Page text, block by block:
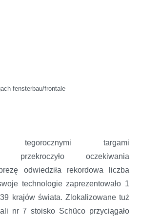
fensterbau/frontale
tegorocznymi targami
przekroczyło oczekiwania
odwiedziła rekordowa liczba
technologie zaprezentowało 1
krajów świata. Zlokalizowane tuż
nr 7 stoisko Schüco przyciągało